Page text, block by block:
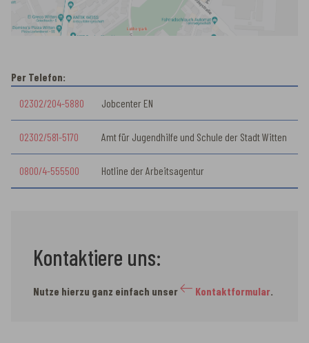
Per Telefon:
02302/204-5880
Jobcenter EN
02302/581-5170 Amt für Jugendhilfe und Schule der Stadt Witten
0800/4-555500 Hotline der Arbeitsagentur
Kontaktiere uns:
Nutze hierzu ganz einfach unser Kontaktformular